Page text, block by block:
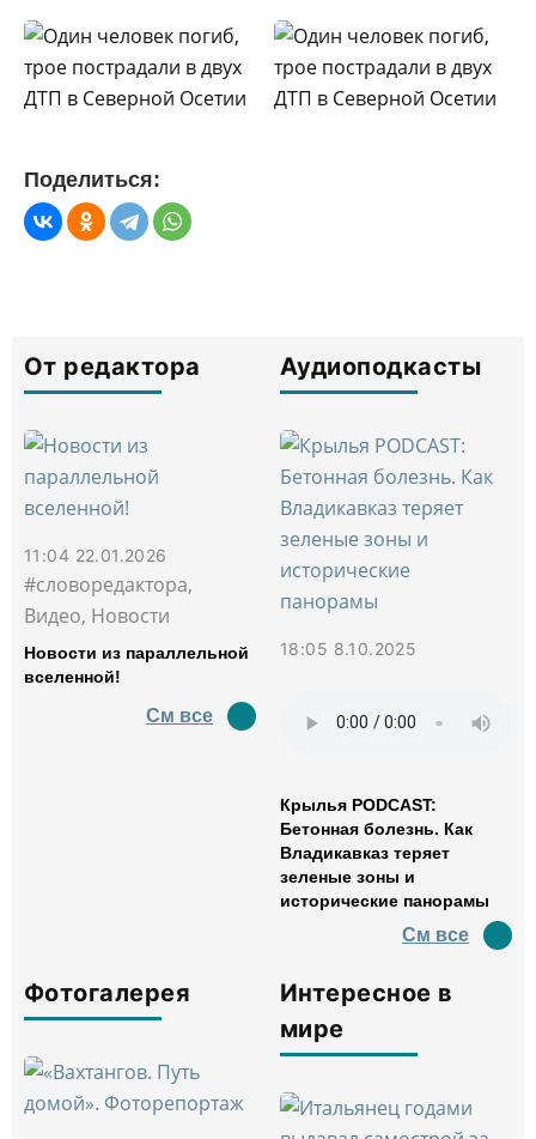
Поделиться:
От редактора
11:04 22.01.2026
#словоредактора,
Видео, Новости
Новости из параллельной
вселенной!
См все
Аудиоподкасты
18:05 8.10.2025
Крылья PODCAST:
Бетонная болезнь. Как
Владикавказ теряет
зеленые зоны и
исторические панорамы
См все
Фотогалерея
Интересное в
мире